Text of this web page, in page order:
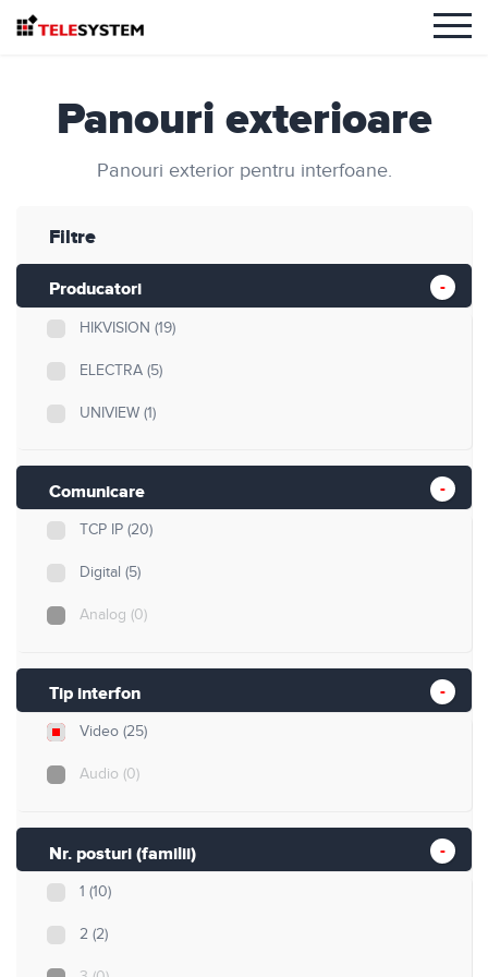
Panouri exterioare
Panouri exterior pentru interfoane.
Filtre
Producatori
HIKVISION (19)
ELECTRA (5)
UNIVIEW (1)
Comunicare
TCP IP (20)
Digital (5)
Analog (0)
Tip interfon
Video (25)
Audio (0)
Nr. posturi (familii)
1 (10)
2 (2)